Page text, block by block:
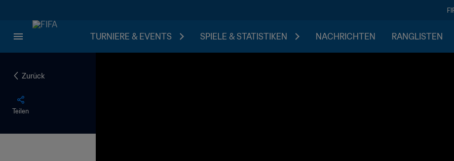
TURNIERE & EVENTS SPIELE & STATISTIKEN NACHRICHTEN RANGLISTEN
Zurück
Teilen